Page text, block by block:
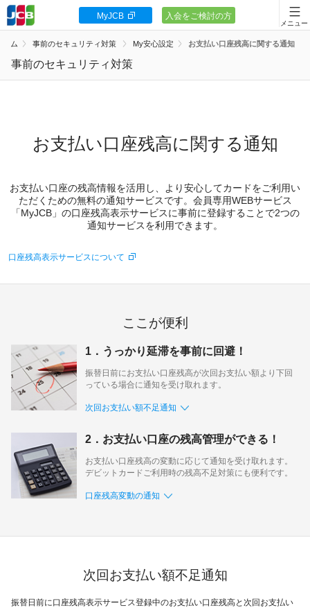
会員向け情報
JCBカードの基本
お客様サポート
カードローン
法人のお客様
加盟店のお客様
企業サイト
入会をご検討の方
MyJCB
ーム 事前のセキュリティ対策 My安心設定 お支払い口座残高に関する通知
事前のセキュリティ対策
お支払い口座残高に関する通知
お支払い口座の残高情報を活用し、より安心してカードをご利用い
ただくための無料の通知サービスです。会員専用WEBサービス
「MyJCB」の口座残高表示サービスに事前に登録することで2つの
通知サービスを利用できます。
口座残高表示サービスについて
ここが便利
1．うっかり延滞を事前に回避！
振替日前にお支払い口座残高が次回お支払い額より下回
っている場合に通知を受け取れます。
次回お支払い額不足通知
2．お支払い口座の残高管理ができる！
お支払い口座残高の変動に応じて通知を受け取れます。
デビットカードご利用時の残高不足対策にも便利です。
口座残高変動の通知
次回お支払い額不足通知
振替日前に口座残高表示サービス登録中のお支払い口座残高と次回お支払い